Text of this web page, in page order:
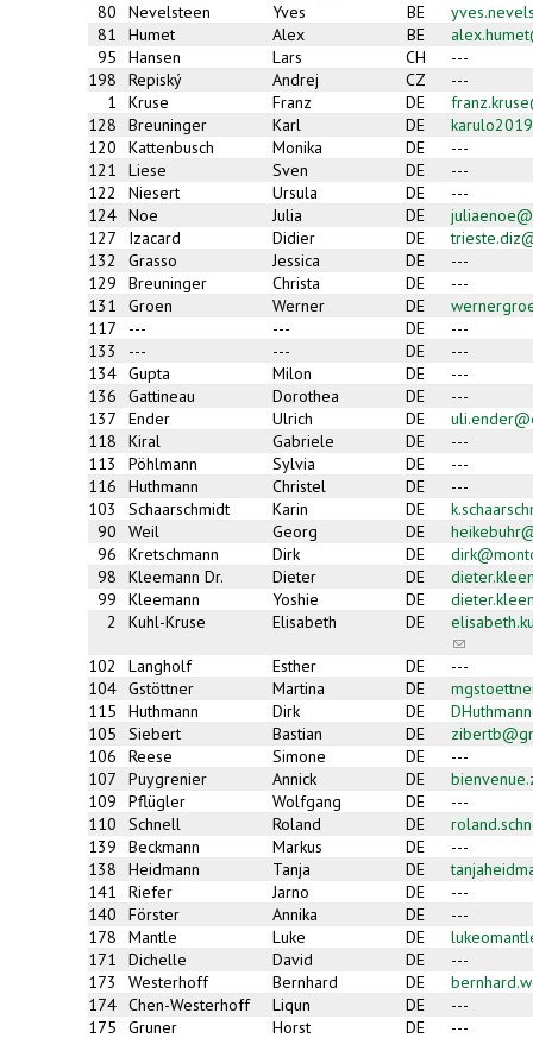
80
Nevelsteen Yves BE
81
Humet Alex BE
95
Hansen Lars CH
---
198
Repiský Andrej CZ
---
1
Kruse Franz DE
128
Breuninger Karl DE
120
Kattenbusch Monika DE
---
121
Liese Sven DE
---
122
Niesert Ursula DE
---
124 Noe Julia DE
127
Izacard Didier DE
132
Grasso Jessica DE
---
129
Breuninger Christa DE
---
131
Groen Werner DE
117
--- --- DE
---
133
--- --- DE
---
134 Gupta Milon DE
---
136
Gattineau Dorothea DE
---
137
Ender Ulrich DE
118
Kiral Gabriele DE
---
113
Pöhlmann Sylvia DE
---
116
Huthmann Christel DE
---
103
Schaarschmidt Karin DE
90
Weil Georg DE
96
Kretschmann Dirk DE
98
Kleemann Dr. Dieter DE
99
Kleemann Yoshie DE
2
Kuhl-Kruse Elisabeth DE
(link
sends
e-
mail)
102 Langholf Esther DE
---
104 Gstöttner Martina DE
115
Huthmann Dirk DE
105
Siebert Bastian DE
106
Reese Simone DE
---
107
Puygrenier Annick DE
109
Pflügler Wolfgang DE
---
110
Schnell Roland DE
139
Beckmann Markus DE
---
138
Heidmann Tanja DE
141
Riefer Jarno DE
---
140
Förster Annika DE
---
178
Mantle Luke DE
171
Dichelle David DE
---
173
Westerhoff Bernhard DE
174 Chen-Westerhoff Liqun DE
---
175
Gruner Horst DE
---